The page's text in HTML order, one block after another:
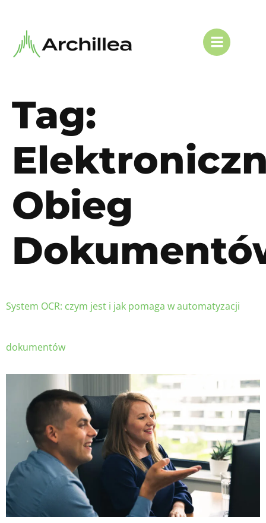
Tag:
Obieg
System OCR: czym jest i jak pomaga w automatyzacji
dokumentów